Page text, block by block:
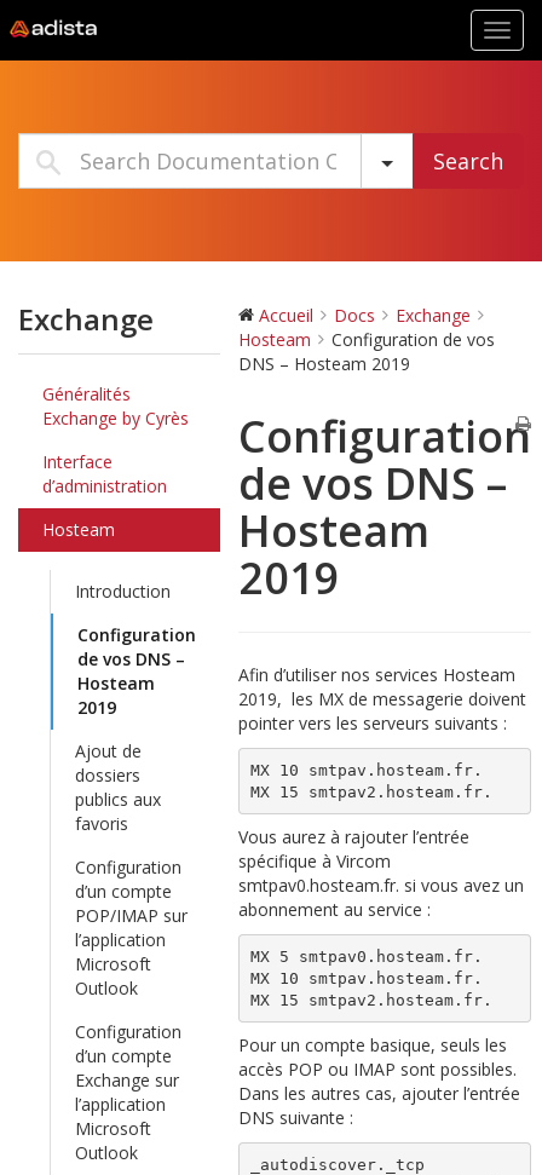
Search
Exchange
Généralités
Exchange by Cyrès
Interface
d’administration
Hosteam
Introduction
Configuration
de vos DNS –
Hosteam
2019
Ajout de
dossiers
publics aux
favoris
Configuration
d’un compte
POP/IMAP sur
l’application
Microsoft
Outlook
Configuration
d’un compte
Exchange sur
l’application
Microsoft
Outlook
Accueil Docs
Exchange
Hosteam
Configuration de vos
DNS – Hosteam 2019
Configuration
de vos DNS –
Hosteam
2019
Afin d’utiliser nos services Hosteam
2019, les MX de messagerie doivent
pointer vers les serveurs suivants :
MX 10 smtpav.hosteam.fr.
MX 15 smtpav2.hosteam.fr.
Vous aurez à rajouter l’entrée
spécifique à Vircom
smtpav0.hosteam.fr. si vous avez un
abonnement au service :
MX 5 smtpav0.hosteam.fr.
MX 10 smtpav.hosteam.fr.
MX 15 smtpav2.hosteam.fr.
Pour un compte basique, seuls les
accès POP ou IMAP sont possibles.
Dans les autres cas, ajouter l’entrée
DNS suivante :
_autodiscover._tcp